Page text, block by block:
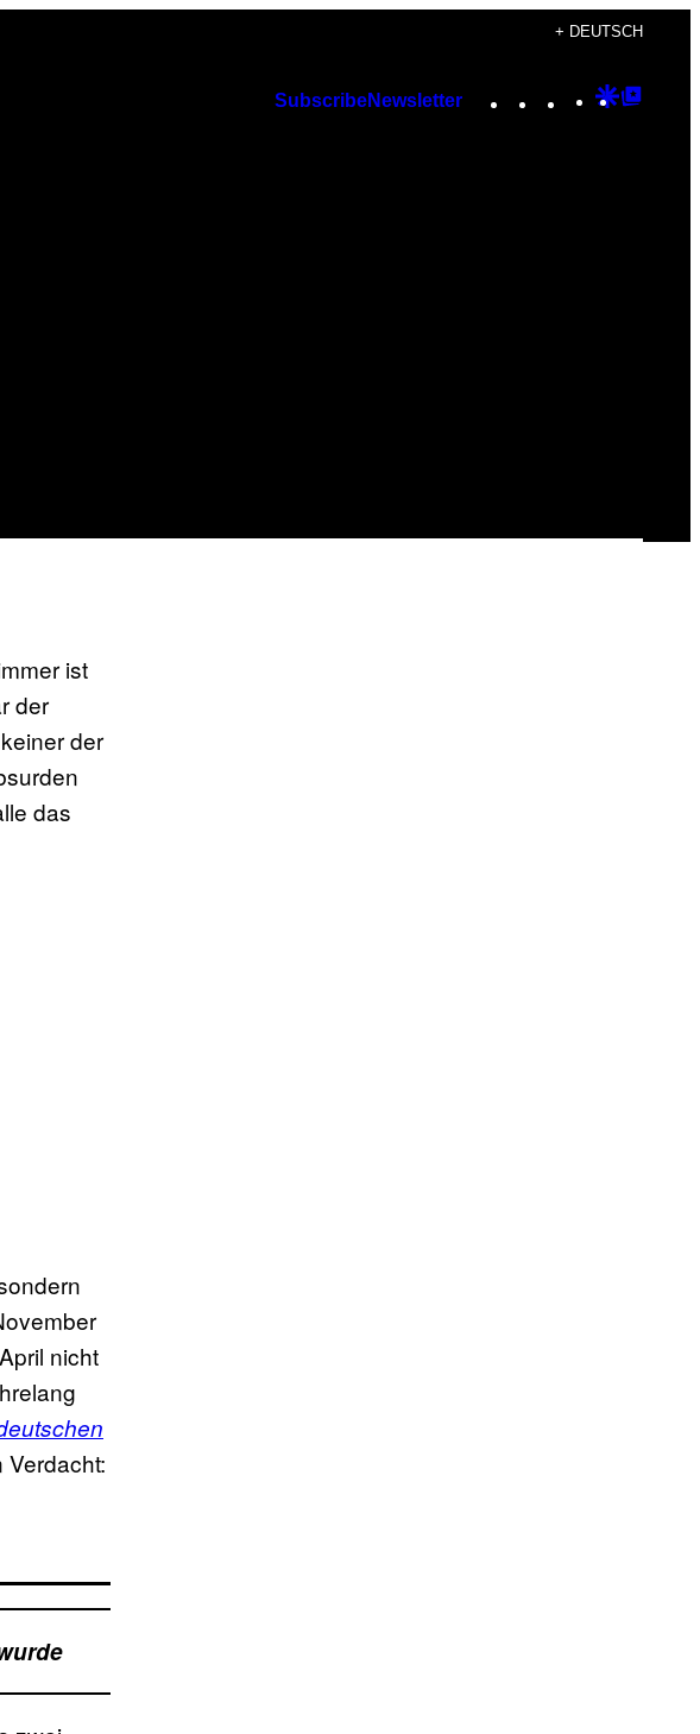
+ DEUTSCH
SubscribeNewsletter Instagram
TikTok
YouTube
Google
ist
der
der
das
nicht